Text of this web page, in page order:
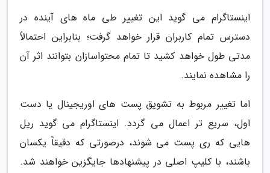
اینستاگرام می گوید این تغییر طی ماه های آینده در
دسترس تمام کاربران قرار خواهد گرفت؛ بنابراین احتمالاً
مدتی طول خواهد کشید تا تمام محتواسازان بتوانند اثر آن
را مشاهده نمایند.
اما تغییر مربوط به تشویق پست های اوریجینال یا دست
اول، سریع تر اعمال می گردد. اینستاگرام می گوید ریل
هایی که ری پست می شوند، درصورتی که دقیقاً یکسان
باشند، با کلیپ اصلی در پیشنهادها جایگزین خواهند شد.